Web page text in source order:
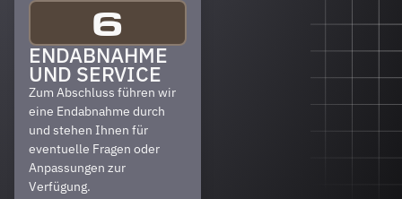
6
ENDABNAHME
UND SERVICE
Zum Abschluss führen wir
eine Endabnahme durch
und stehen Ihnen für
eventuelle Fragen oder
Anpassungen zur
Verfügung.